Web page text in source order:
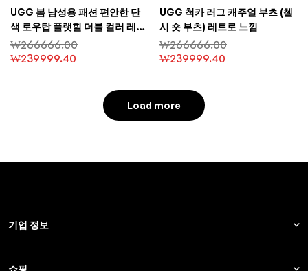
UGG 봄 남성용 패션 편안한 단
색 로우탑 플랫힐 더블 컬러 레이
스업 스트릿 스타일 캐주얼 슈즈
₩266666.00
₩239999.40
UGG 척카 러그 캐주얼 부츠 (첼
시 숏 부츠) 레트로 느낌
₩266666.00
₩239999.40
Load more
기업 정보
쇼핑